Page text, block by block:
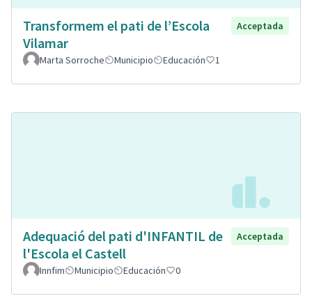
Transformem el pati de l’Escola
Vilamar
Acceptada
Marta Sorroche Municipio Educación 1
Adequació del pati d'INFANTIL de
l'Escola el Castell
Acceptada
Innfim Municipio Educación 0